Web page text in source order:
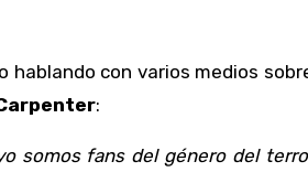
hablando con varios medios
:
somos fans del género del